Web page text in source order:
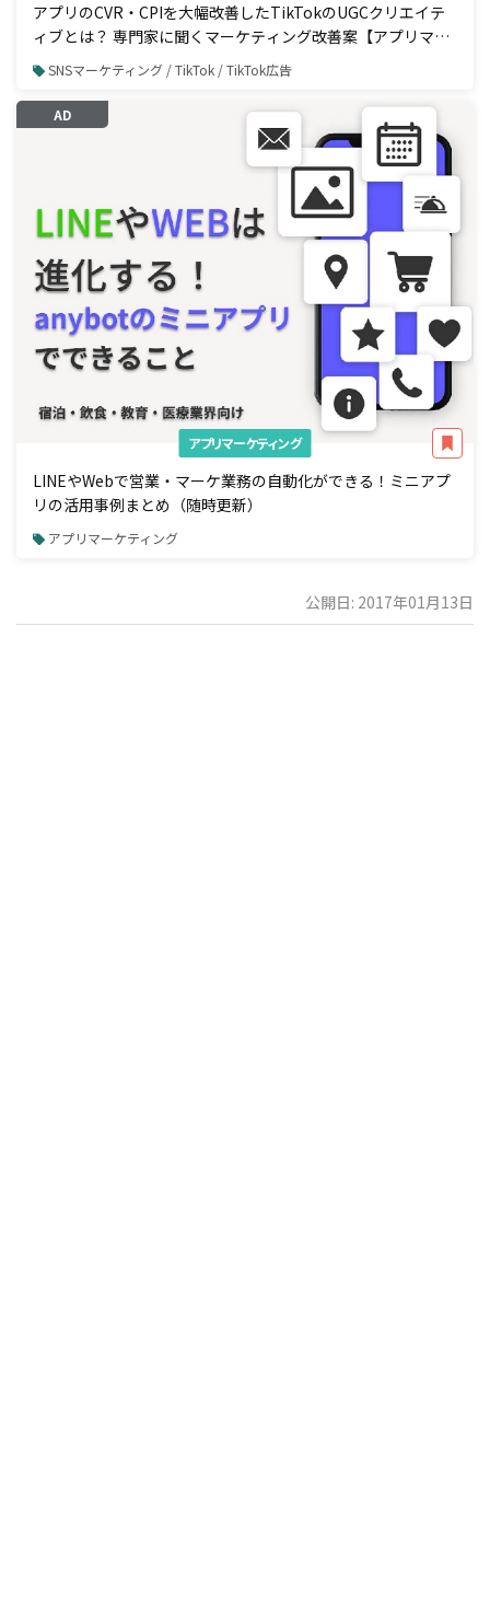
アプリのCVR・CPIを大幅改善したTikTokのUGCクリエイテ
ィブとは？ 専門家に聞くマーケティング改善案【アプリマー
ケティング編】
SNSマーケティング / TikTok / TikTok広告
AD
アプリマーケティング
LINEやWebで営業・マーケ業務の自動化ができる！ミニアプ
リの活用事例まとめ（随時更新）
アプリマーケティング
公開日: 2017年01月13日